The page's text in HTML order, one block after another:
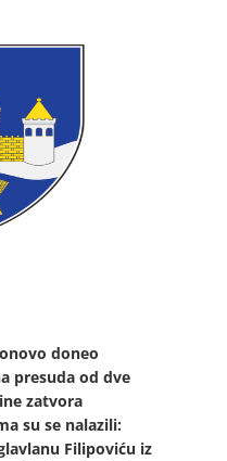
doneo
presuda od dve
zatvora
su se nalazili:
Filipoviću iz